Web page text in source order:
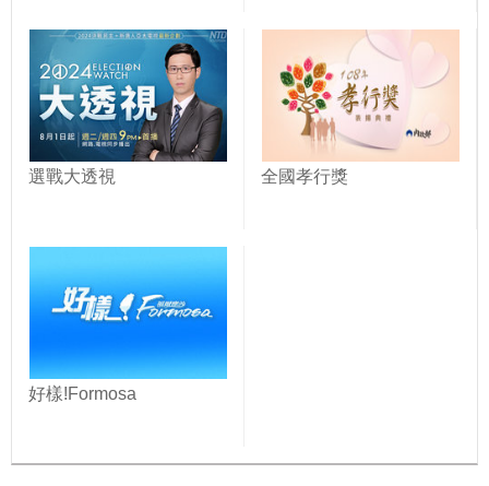
選戰大透視 全國孝行獎
好樣!Formosa